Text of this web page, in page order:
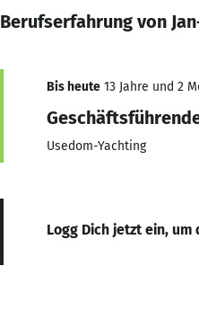
Berufserfahrung von
Bis heute 13 Jahre und 2
Usedom-Yachting
Logg Dich jetzt ein,